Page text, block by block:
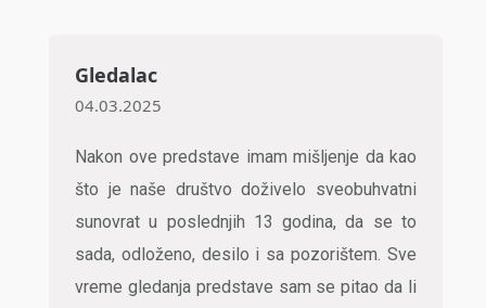
Gledalac
04.03.2025
Nakon ove predstave imam mišljenje da kao
što je naše društvo doživelo sveobuhvatni
sunovrat u poslednjih 13 godina, da se to
sada, odloženo, desilo i sa pozorištem. Sve
vreme gledanja predstave sam se pitao da li